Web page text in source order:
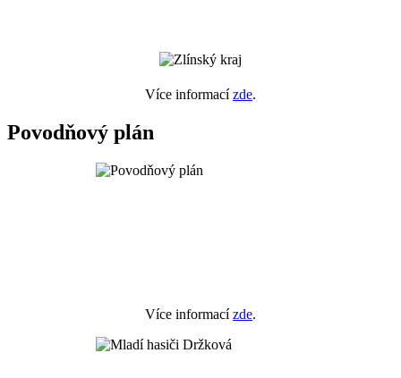
Více informacízde.
Povodňový plán
Více informacízde.